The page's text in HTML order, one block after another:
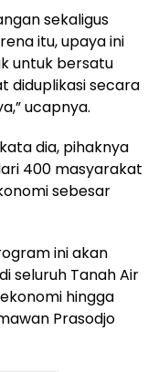
sekaligus
itu, upaya ini
untuk bersatu
diduplikasi secara
ucapnya.
dia, pihaknya
400 masyarakat
sebesar
ini akan
seluruh Tanah Air
hingga
Prasodjo